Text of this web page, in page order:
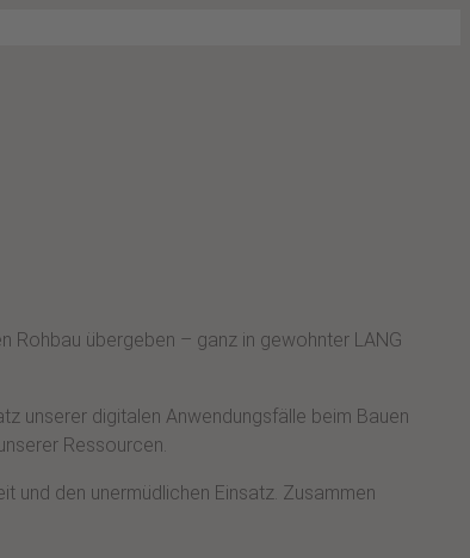
Rohbau übergeben – ganz in gewohnter LANG
unserer digitalen Anwendungsfälle beim Bauen
Ressourcen.
und den unermüdlichen Einsatz. Zusammen